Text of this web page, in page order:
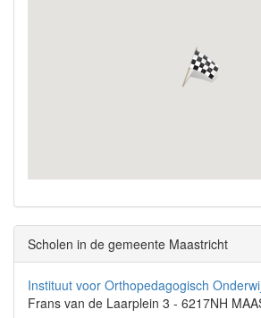
Scholen in de gemeente Maastricht
Instituut voor Orthopedagogisch
Frans van de Laarplein 3 - 6217NH